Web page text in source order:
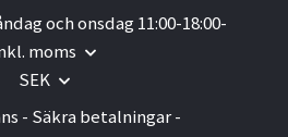
och onsdag 11:00-18:00-
moms
SEK
- Säkra betalningar -